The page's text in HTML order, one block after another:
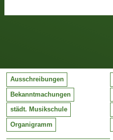
Ausschreibungen
Bekanntmachungen
städt. Musikschule
Organigramm